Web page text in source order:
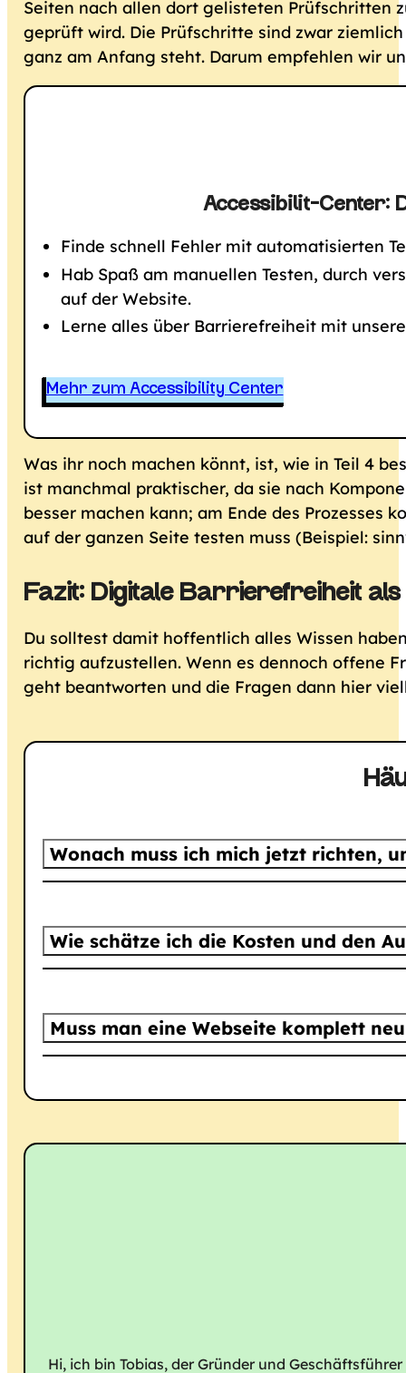
Seiten nach allen dort gelisteten Prüfschritten
geprüft wird. Die Prüfschritte sind zwar
ganz am Anfang steht. Darum empfehlen wir
Accessibilit-Center:
Finde schnell Fehler mit automatisierten
Hab Spaß am manuellen Testen, durch
auf der Website.
Lerne alles über Barrierefreiheit mit
Mehr zum Accessibility Center
Was ihr noch machen könnt, ist, wie in Teil 4
ist manchmal praktischer, da sie nach
besser machen kann; am Ende des Prozesses
auf der ganzen Seite testen muss (Beispiel:
Fazit: Digitale Barrierefreiheit als
Du solltest damit hoffentlich alles Wissen
richtig aufzustellen. Wenn es dennoch offene
geht beantworten und die Fragen dann hier
Wonach muss ich mich jetzt richten,
Wie schätze ich die Kosten und den
Muss man eine Webseite komplett
Hi, ich bin Tobias, der Gründer und